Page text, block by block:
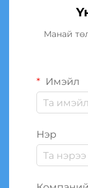
Манай
Имэйл
Нэр